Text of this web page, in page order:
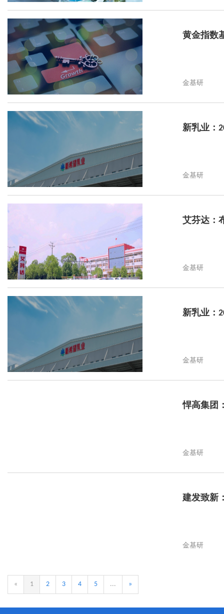
黄金指数
金基研
新乳业：
金基研
艾芬达：
金基研
新乳业：
金基研
悍高集团
金基研
建发致新
金基研
« 1 2 3 4 5 ... »